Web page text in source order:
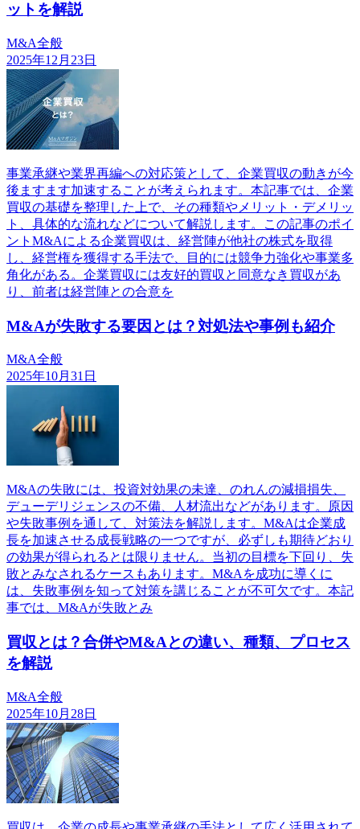
ットを解説
M&A全般
2025年12月23日
事業承継や業界再編への対応策として、企業買収の動きが今
後ますます加速することが考えられます。本記事では、企業
買収の基礎を整理した上で、その種類やメリット・デメリッ
ト、具体的な流れなどについて解説します。この記事のポイ
ントM&Aによる企業買収は、経営陣が他社の株式を取得
し、経営権を獲得する手法で、目的には競争力強化や事業多
角化がある。企業買収には友好的買収と同意なき買収があ
り、前者は経営陣との合意を
M&Aが失敗する要因とは？対処法や事例も紹介
M&A全般
2025年10月31日
M&Aの失敗には、投資対効果の未達、のれんの減損損失、
デューデリジェンスの不備、人材流出などがあります。原因
や失敗事例を通して、対策法を解説します。M&Aは企業成
長を加速させる成長戦略の一つですが、必ずしも期待どおり
の効果が得られるとは限りません。当初の目標を下回り、失
敗とみなされるケースもあります。M&Aを成功に導くに
は、失敗事例を知って対策を講じることが不可欠です。本記
事では、M&Aが失敗とみ
買収とは？合併やM&Aとの違い、種類、プロセス
を解説
M&A全般
2025年10月28日